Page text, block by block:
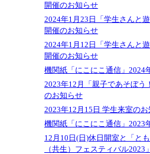
開催のお知らせ
2024年1月23日「学生さんと遊
開催のお知らせ
2024年1月12日「学生さんと遊
開催のお知らせ
機関紙「にこにこ通信」2024
2023年12月「親子であそぼう
のお知らせ
2023年12月15日 学生来室の
機関紙「にこにこ通信」2023
12月10日(日)休日開室と「と
（共生）フェスティバル2023